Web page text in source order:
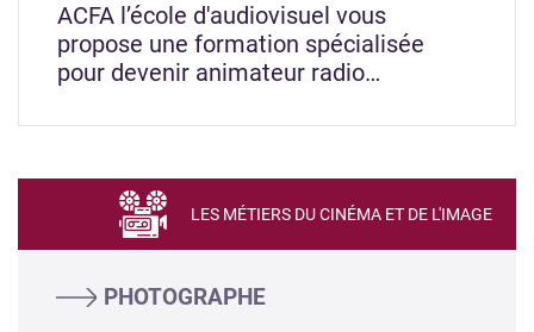
ACFA l’école d'audiovisuel vous
propose une formation spécialisée
pour devenir animateur radio…
PHOTOGRAPHE
LES MÉTIERS DU CINÉMA ET DE L'IMAGE